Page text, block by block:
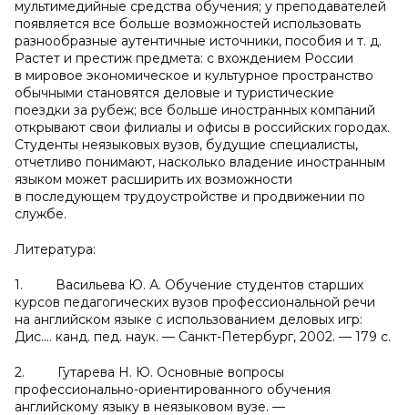
мультимедийные средства обучения; у преподавателей
появляется все больше возможностей использовать
разнообразные аутентичные источники, пособия и т. д.
Растет и престиж предмета: с вхождением России
в мировое экономическое и культурное пространство
обычными становятся деловые и туристические
поездки за рубеж; все больше иностранных компаний
открывают свои филиалы и офисы в российских городах.
Студенты неязыковых вузов, будущие специалисты,
отчетливо понимают, насколько владение иностранным
языком может расширить их возможности
в последующем трудоустройстве и продвижении по
службе.
Литература:
1. Васильева Ю. А. Обучение студентов старших
курсов педагогических вузов профессиональной речи
на английском языке с использованием деловых игр:
Дис.... канд. пед. наук. — Санкт-Петербург, 2002. — 179 c.
2. Гутарева Н. Ю. Основные вопросы
профессионально-ориентированного обучения
английскому языку в неязыковом вузе. —